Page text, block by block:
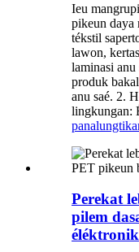
Ieu
pikeun daya
tékstil
lawon,
laminasi
produk
anu saé. 2.
lingkungan:
Perekat
pilem
éléktronik